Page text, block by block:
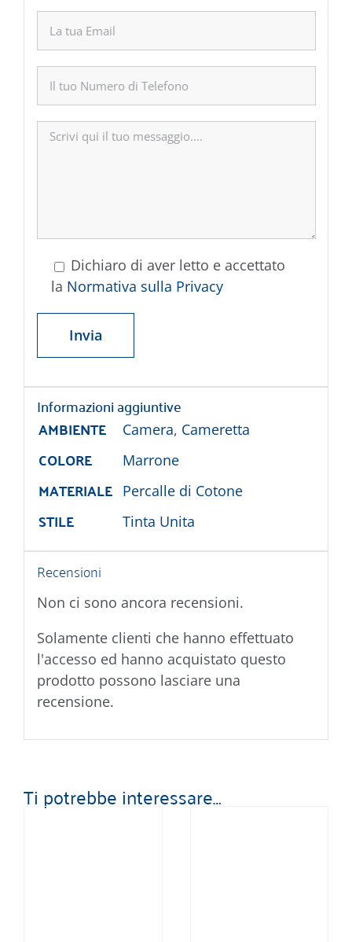
Dichiaro di aver letto e accettato
la Normativa sulla Privacy
Informazioni aggiuntive
AMBIENTE
Camera, Cameretta
COLORE Marrone
MATERIALE Percalle di Cotone
STILE Tinta Unita
Recensioni
Non ci sono ancora recensioni.
Solamente clienti che hanno effettuato
l'accesso ed hanno acquistato questo
prodotto possono lasciare una
recensione.
Ti potrebbe interessare…